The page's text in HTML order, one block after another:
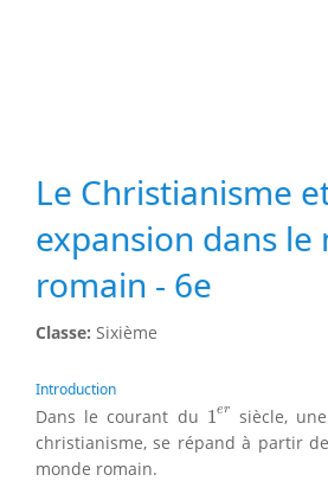
Le Christianisme
expansion dans le
romain - 6e
Classe: Sixième
Introduction
Dans le courant du 1er
1e siècle,
christianisme, se répand à partir
monde romain.